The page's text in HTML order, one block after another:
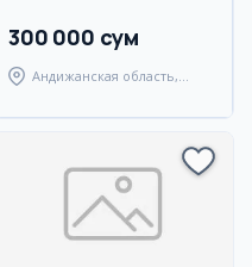
300 000 сум
Андижанская область,